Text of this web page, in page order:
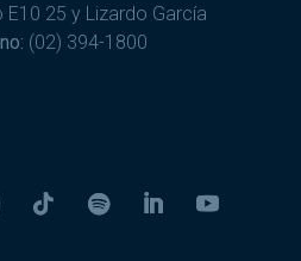
25 y Lizardo García
(02) 394-1800